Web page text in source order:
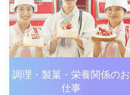
調理・製菓・栄養関係のお
仕事